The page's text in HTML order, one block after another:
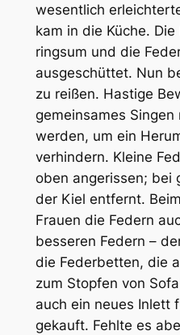
wesentlich
kam in die Küche.
ringsum und die
ausgeschüttet. Nun
zu reißen. Hastige
gemeinsames
werden, um ein
verhindern. Kleine
oben angerissen; bei
der Kiel entfernt.
Frauen die Federn
besseren Federn –
die Federbetten, die
zum Stopfen von
auch ein neues Inlett
gekauft. Fehlte es